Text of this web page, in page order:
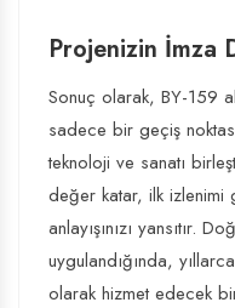
Projenizin İmza
Sonuç olarak, BY-159
sadece bir geçiş
teknoloji ve sanatı
değer katar, ilk izlenimi
anlayışınızı yansıtır.
uygulandığında,
olarak hizmet edecek bir